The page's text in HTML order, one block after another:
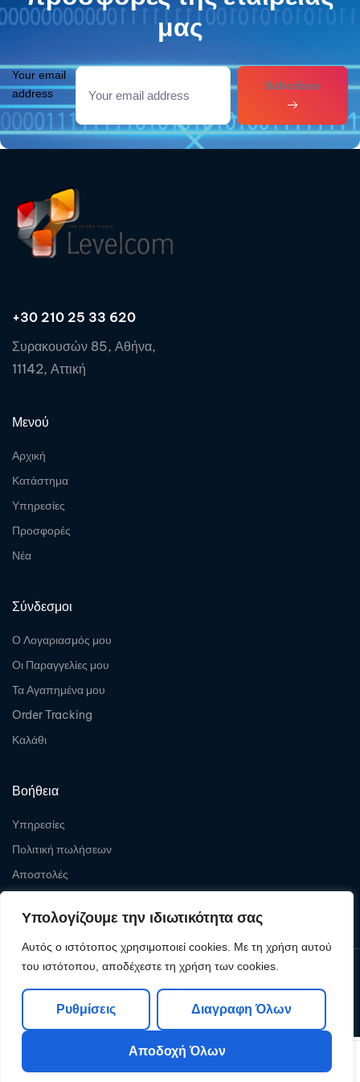
Υπολογίζουμε την ιδιωτικότητα σας
Αυτός ο ιστότοπος χρησιμοποιεί cookies. Με τη χρήση αυτού
του ιστότοπου, αποδέχεστε τη χρήση των cookies.
Ρυθμίσεις Διαγραφη Όλων
Αποδοχή Όλων
Shop My Account Search Cart
Wishlist
μας
Your email
address
Subcribes
+30 210 25 33 620
Συρακουσών 85, Αθήνα,
11142, Αττική
Μενού
Αρχική
Κατάστημα
Υπηρεσίες
Προσφορές
Νέα
Σύνδεσμοι
Ο Λογαριασμός μου
Οι Παραγγελίες μου
Τα Αγαπημένα μου
Order Tracking
Καλάθι
Βοήθεια
Υπηρεσίες
Πολιτική πωλήσεων
Αποστολές
Copyright © 2026Levelcom| Powered by Levelcom